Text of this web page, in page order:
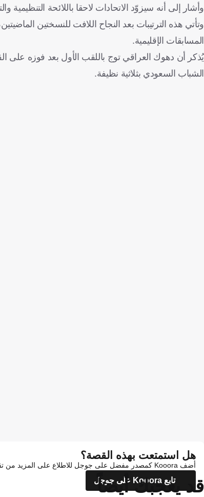
وأشار إلى أنه سيزوّد الاتحادات لاحقا باللائحة التنظيمية
وتأتي هذه الترتيبات بعد النجاح اللافت للنسختين
المسابقات الإقليمية.
الشباب السعودي بثلاثية نظيفة.
هل استمتعت بهذه القصة؟
أضف Kooora كمصدر مفضل على جوجل للاطلاع على المزيد من تقاريرنا
تابع Kooora على جوجل
قد يعجبك أيضاً